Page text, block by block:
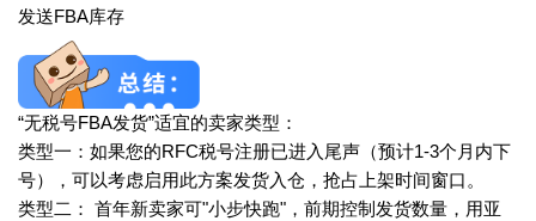
发送FBA库存
“无税号FBA发货”适宜的卖家类型：
类型一：如果您的RFC税号注册已进入尾声（预计1-3个月内下
号），可以考虑启用此方案发货入仓，抢占上架时间窗口。
类型二： 首年新卖家可"小步快跑"，前期控制发货数量，用亚